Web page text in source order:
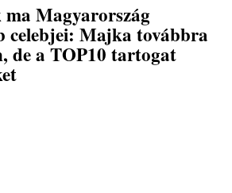
Magyarország
celebjei: Majka továbbra
de a TOP10 tartogat